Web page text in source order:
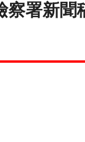
察署新聞